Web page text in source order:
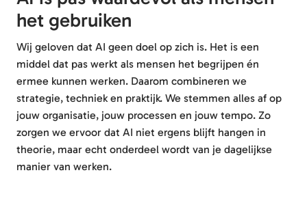
het gebruiken
Wij geloven dat AI geen doel op zich is. Het is een
middel dat pas werkt als mensen het begrijpen én
ermee kunnen werken. Daarom combineren we
strategie, techniek en praktijk. We stemmen alles af op
jouw organisatie, jouw processen en jouw tempo. Zo
zorgen we ervoor dat AI niet ergens blijft hangen in
theorie, maar echt onderdeel wordt van je dagelijkse
manier van werken.